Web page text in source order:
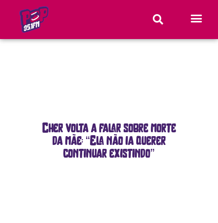
Cher volta a falar sobre morte
da mãe: “Ela não ia querer
continuar existindo”